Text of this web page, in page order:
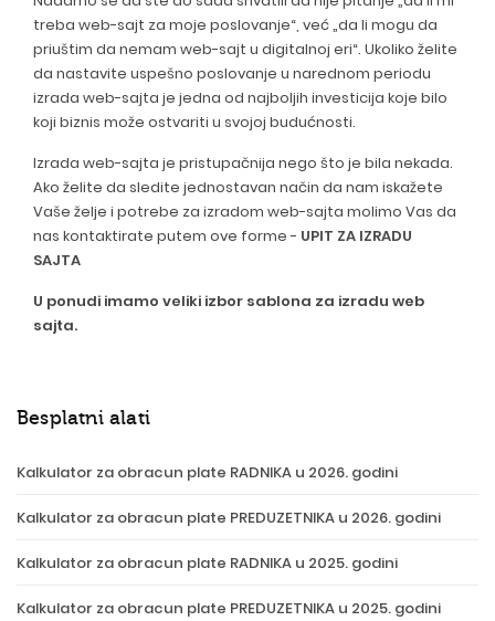
treba web-sajt za moje poslovanje“, već „da li mogu da
priuštim da nemam web-sajt u digitalnoj eri“. Ukoliko želite
da nastavite uspešno poslovanje u narednom periodu
izrada web-sajta je jedna od najboljih investicija koje bilo
koji biznis može ostvariti u svojoj budućnosti.
Izrada web-sajta je pristupačnija nego što je bila nekada.
Ako želite da sledite jednostavan način da nam iskažete
Vaše želje i potrebe za izradom web-sajta molimo Vas da
nas kontaktirate putem ove forme - UPIT ZA IZRADU
SAJTA
U ponudi imamo veliki izbor sablona za izradu web
sajta.
Besplatni alati
Kalkulator za obracun plate RADNIKA u 2026. godini
Kalkulator za obracun plate PREDUZETNIKA u 2026. godini
Kalkulator za obracun plate RADNIKA u 2025. godini
Kalkulator za obracun plate PREDUZETNIKA u 2025. godini